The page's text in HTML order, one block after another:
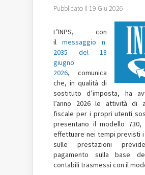
Pubblicato il 19 Giu 2026
L’INPS, con
il messaggio n.
2035 del 18
giugno
2026, comunica
che, in qualità di
sostituto d’imposta, ha
l’anno 2026 le attività di
fiscale per i propri utenti
presentano il modello
effettuare nei tempi previsti i
sulle prestazioni
pagamento sulla base
contabili trasmessi con il